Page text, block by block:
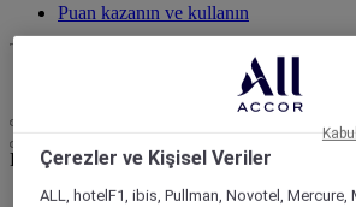
Puan kazanın ve kullanın
FirstName LastName
Çerezler ve Kişisel Veriler
ALL, hotelF1, ibis, Pullman, Novotel, Mercure,